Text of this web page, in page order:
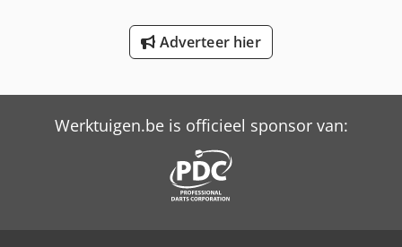
International 706
International 733
International 743
International 824
Adverteer hier
Werktuigen.be is officieel sponsor van: